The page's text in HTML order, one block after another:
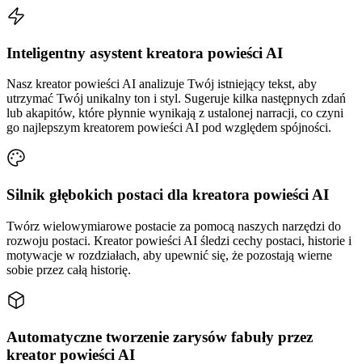
Inteligentny asystent kreatora powieści AI
Nasz kreator powieści AI analizuje Twój istniejący tekst, aby
utrzymać Twój unikalny ton i styl. Sugeruje kilka następnych zdań
lub akapitów, które płynnie wynikają z ustalonej narracji, co czyni
go najlepszym kreatorem powieści AI pod względem spójności.
Silnik głębokich postaci dla kreatora powieści AI
Twórz wielowymiarowe postacie za pomocą naszych narzędzi do
rozwoju postaci. Kreator powieści AI śledzi cechy postaci, historie i
motywacje w rozdziałach, aby upewnić się, że pozostają wierne
sobie przez całą historię.
Automatyczne tworzenie zarysów fabuły przez
kreator powieści AI